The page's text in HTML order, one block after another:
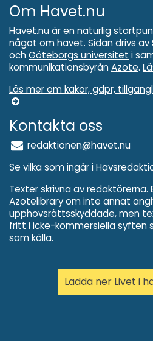
Om Havet.nu
Havet.nu är en naturlig
något om havet. Sidan drivs av
och Göteborgs universitet i
kommunikationsbyrån Azote.
Läs mer om kakor, gdpr,
Kontakta oss
redaktionen@havet.nu
Se vilka som ingår i
Texter skrivna av redaktörerna.
Azotelibrary om inte annat
upphovsrättsskyddade, men
fritt i icke-kommersiella syften
som källa.
Ladda ner Livet i